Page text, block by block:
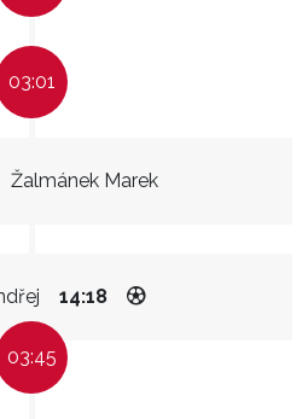
03:01
Žalmánek Marek
14:18
03:45